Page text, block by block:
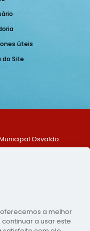
úteis
do Site
Municipal Osvaldo
553370-128
1569
Comunicação da
a melhor
a usar este